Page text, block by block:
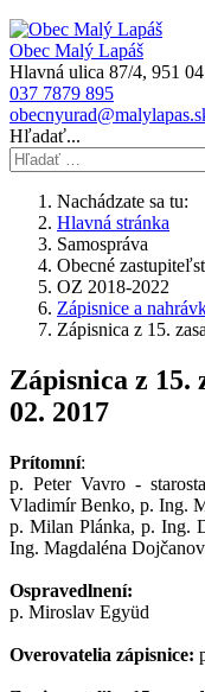
Obec Malý Lapáš
Hlavná ulica 87/4, 951
037 7879 895
Hľadať...
Nachádzate sa tu:
Hlavná stránka
Samospráva
Obecné
OZ 2018-2022
Zápisnice a
Zápisnica z 15.
Zápisnica z 15.
02. 2017
Prítomní:
p. Peter Vavro -
Vladimír Benko, p. Ing.
p. Milan Plánka, p. Ing.
Ing. Magdaléna
Ospravedlnení:
p. Miroslav Együd
Overovatelia zápisnice: